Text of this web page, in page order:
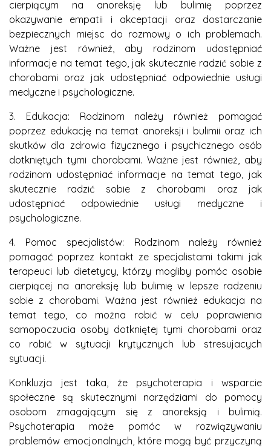
cierpiącym na anoreksję lub bulimię poprzez
okazywanie empatii i akceptacji oraz dostarczanie
bezpiecznych miejsc do rozmowy o ich problemach.
Ważne jest również, aby rodzinom udostępniać
informacje na temat tego, jak skutecznie radzić sobie z
chorobami oraz jak udostępniać odpowiednie usługi
medyczne i psychologiczne.
3. Edukacja: Rodzinom należy również pomagać
poprzez edukację na temat anoreksji i bulimii oraz ich
skutków dla zdrowia fizycznego i psychicznego osób
dotkniętych tymi chorobami. Ważne jest również, aby
rodzinom udostępniać informacje na temat tego, jak
skutecznie radzić sobie z chorobami oraz jak
udostępniać odpowiednie usługi medyczne i
psychologiczne.
4. Pomoc specjalistów: Rodzinom należy również
pomagać poprzez kontakt ze specjalistami takimi jak
terapeuci lub dietetycy, którzy mogliby pomóc osobie
cierpiącej na anoreksję lub bulimię w lepsze radzeniu
sobie z chorobami. Ważna jest również edukacja na
temat tego, co można robić w celu poprawienia
samopoczucia osoby dotkniętej tymi chorobami oraz
co robić w sytuacji krytycznych lub stresujacych
sytuacji.
Konkluzja jest taka, że psychoterapia i wsparcie
społeczne są skutecznymi narzędziami do pomocy
osobom zmagającym się z anoreksją i bulimią.
Psychoterapia może pomóc w rozwiązywaniu
problemów emocjonalnych, które mogą być przyczyną